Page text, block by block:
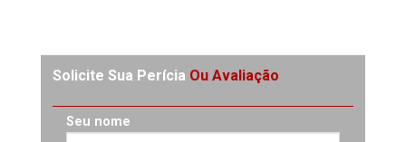
Solicite Sua Perícia Ou Avaliação
Seu nome